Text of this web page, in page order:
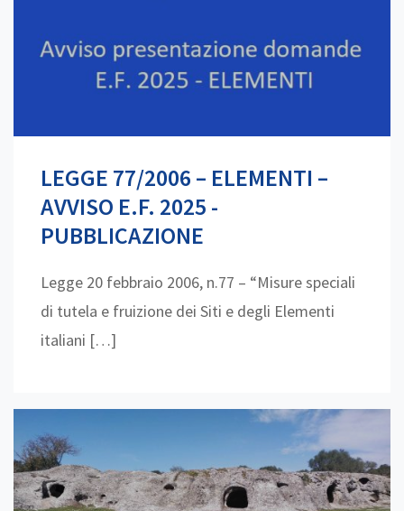
LEGGE 77/2006 – ELEMENTI –
AVVISO E.F. 2025 -
PUBBLICAZIONE
Legge 20 febbraio 2006, n.77 – “Misure speciali
di tutela e fruizione dei Siti e degli Elementi
italiani […]